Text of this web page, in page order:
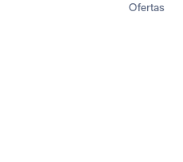
Ofertas